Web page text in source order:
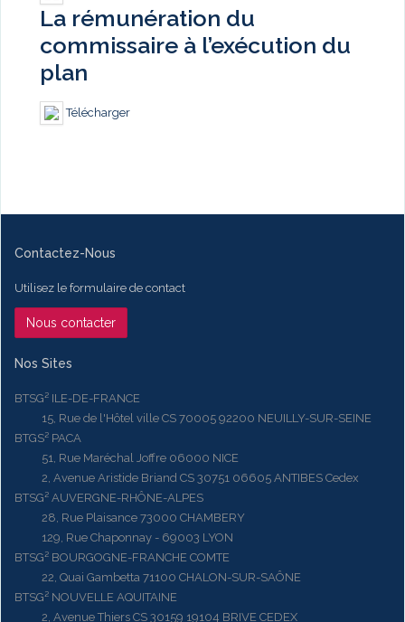
La rémunération du
commissaire à l’exécution du
plan
Télécharger
Contactez-Nous
Utilisez le formulaire de contact
Nous contacter
Nos Sites
BTSG² ILE-DE-FRANCE
15, Rue de l'Hôtel ville CS 70005 92200 NEUILLY-SUR-SEINE
BTGS² PACA
51, Rue Maréchal Joffre 06000 NICE
2, Avenue Aristide Briand CS 30751 06605 ANTIBES Cedex
BTSG² AUVERGNE-RHÔNE-ALPES
28, Rue Plaisance 73000 CHAMBERY
129, Rue Chaponnay - 69003 LYON
BTSG² BOURGOGNE-FRANCHE COMTE
22, Quai Gambetta 71100 CHALON-SUR-SAÔNE
BTSG² NOUVELLE AQUITAINE
2, Avenue Thiers CS 30159 19104 BRIVE CEDEX